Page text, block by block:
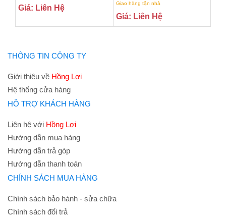
Giá: Liên Hệ
Giao hàng tận nhà
Giá: Liên Hệ
THÔNG TIN CÔNG TY
Giới thiệu về Hồng Lợi
Hệ thống cửa hàng
HỖ TRỢ KHÁCH HÀNG
Liên hệ với Hồng Lợi
Hướng dẫn mua hàng
Hướng dẫn trả góp
Hướng dẫn thanh toán
CHÍNH SÁCH MUA HÀNG
Chính sách bảo hành - sửa chữa
Chính sách đổi trả